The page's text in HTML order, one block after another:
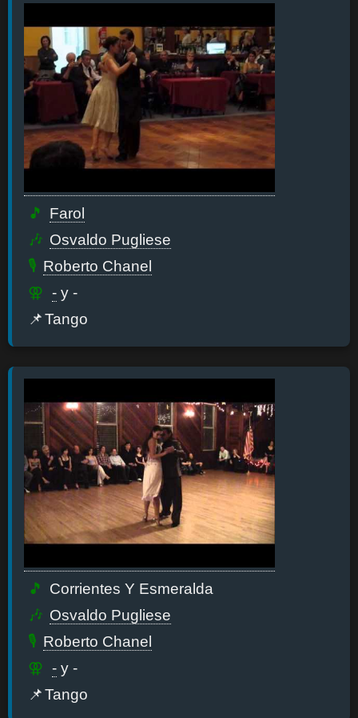
Farol
Osvaldo Pugliese
Roberto Chanel
- y -
Tango
Corrientes Y Esmeralda
Osvaldo Pugliese
Roberto Chanel
- y -
Tango